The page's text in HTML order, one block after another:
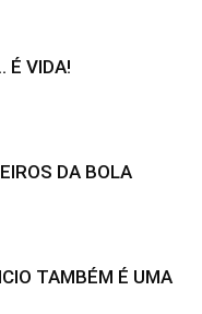
É VIDA!
DA BOLA
TAMBÉM É UMA